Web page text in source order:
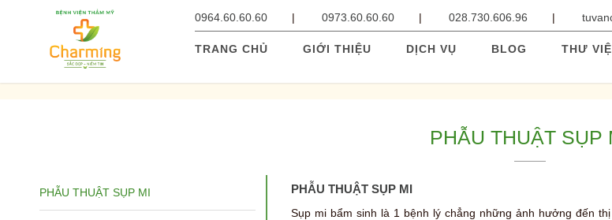
0964.60.60.60 0973.60.60.60 028.730.606.96
TRANG CHỦ GIỚI THIỆU DỊCH VỤ BLOG THƯ
PHẪU THUẬT SỤP
PHẪU THUẬT SỤP MI PHẪU THUẬT SỤP MI
Sụp mi bẩm sinh là 1 bệnh lý chẳng những ảnh hưởng đến